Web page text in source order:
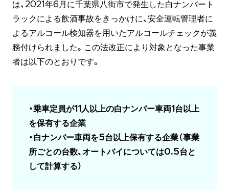
は、2021年6月に千葉県八街市で発生した白ナンバート
ラックによる飲酒事故をきっかけに、安全運転管理者に
よるアルコール検知器を用いたアルコールチェックが義
務付けられました。この法改正により対象となった事業
者は以下のとおりです。
・乗車定員が11人以上の白ナンバー車両1台以上
を保有する企業
・白ナンバー車両を5台以上保有する企業（事業
所ごとの台数、オートバイについては0.5台と
して計算する）